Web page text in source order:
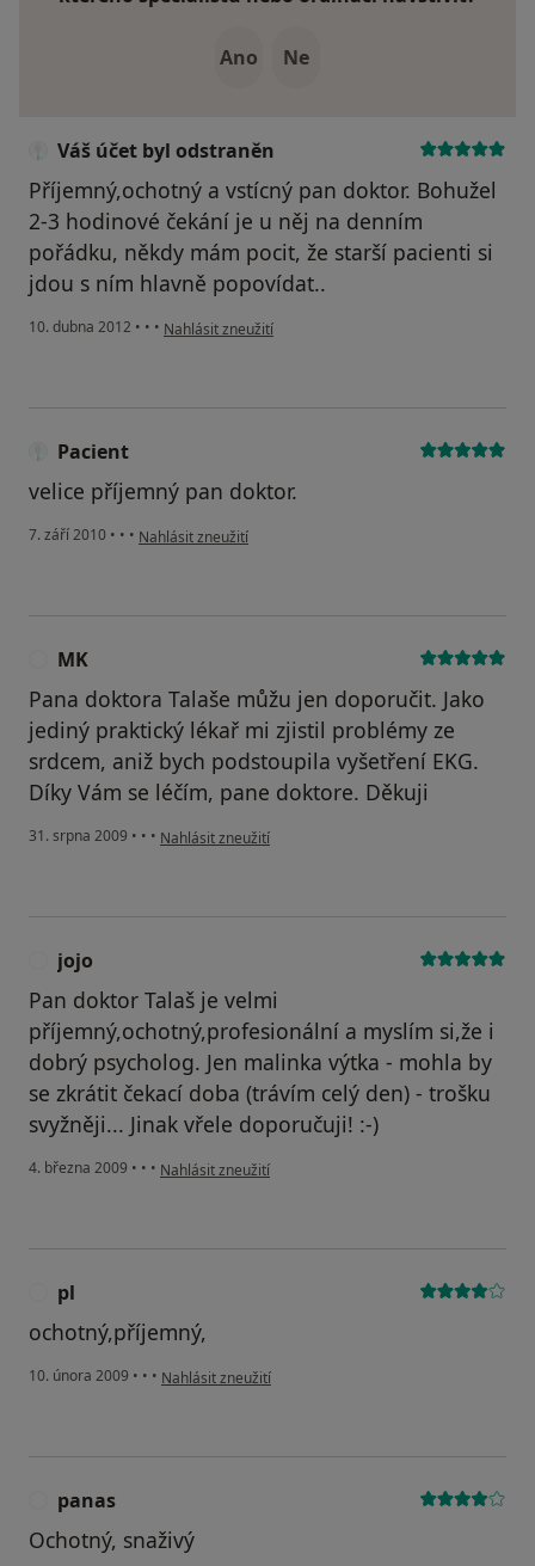
Ano Ne
Váš účet byl odstraněn
Příjemný,ochotný a vstícný pan doktor. Bohužel
2-3 hodinové čekání je u něj na denním
pořádku, někdy mám pocit, že starší pacienti si
jdou s ním hlavně popovídat..
10. dubna 2012 • • • podle názoru uživatele Váš účet byl odstraněn
Nahlásit zneužití
Pacient
velice příjemný pan doktor.
7. září 2010 • • • podle názoru uživatele Pacient
Nahlásit zneužití
MK
Pana doktora Talaše můžu jen doporučit. Jako
jediný praktický lékař mi zjistil problémy ze
srdcem, aniž bych podstoupila vyšetření EKG.
Díky Vám se léčím, pane doktore. Děkuji
31. srpna 2009 • • • podle názoru uživatele MK
Nahlásit zneužití
jojo
Pan doktor Talaš je velmi
příjemný,ochotný,profesionální a myslím si,že i
dobrý psycholog. Jen malinka výtka - mohla by
se zkrátit čekací doba (trávím celý den) - trošku
svyžněji... Jinak vřele doporučuji! :-)
4. března 2009 • • • podle názoru uživatele jojo
Nahlásit zneužití
pl
ochotný,příjemný,
10. února 2009 • • • podle názoru uživatele pl
Nahlásit zneužití
panas
Ochotný, snaživý